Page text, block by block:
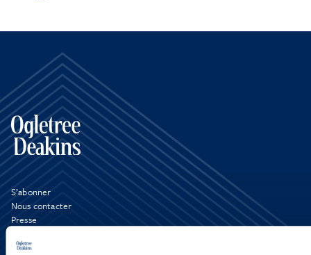
S’abonner
Nous contacter
Presse
LinkedIn